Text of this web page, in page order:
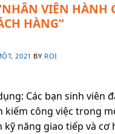
VIÊN HÀNH
HÀNG”
2021 BY ROI
Các bạn sinh viên
kiếm công việc trong
kỹ năng giao tiếp và cơ